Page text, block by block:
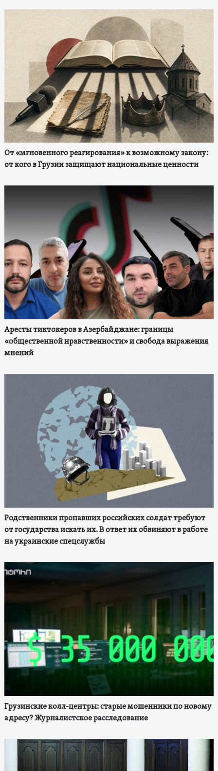
От «мгновенного реагирования» к возможному закону:
от кого в Грузии защищают национальные ценности
Аресты тиктокеров в Азербайджане: границы
«общественной нравственности» и свобода выражения
мнений
Родственники пропавших российских солдат требуют
от государства искать их. В ответ их обвиняют в работе
на украинские спецслужбы
Грузинские колл-центры: старые мошенники по новому
адресу? Журналистское расследование